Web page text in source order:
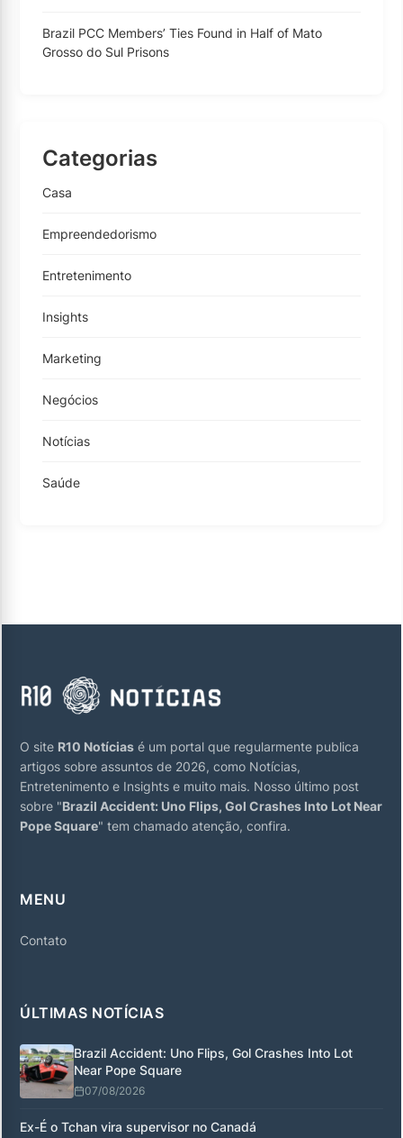
Brazil PCC Members’ Ties Found in Half of Mato
Grosso do Sul Prisons
Categorias
Casa
Empreendedorismo
Entretenimento
Insights
Marketing
Negócios
Notícias
Saúde
O site R10 Notícias é um portal que regularmente publica
artigos sobre assuntos de 2026, como Notícias,
Entretenimento e Insights e muito mais. Nosso último post
sobre "Brazil Accident: Uno Flips, Gol Crashes Into Lot Near
Pope Square" tem chamado atenção, confira.
MENU
Contato
ÚLTIMAS NOTÍCIAS
Brazil Accident: Uno Flips, Gol Crashes Into Lot
Near Pope Square
07/08/2026
Ex-É o Tchan vira supervisor no Canadá